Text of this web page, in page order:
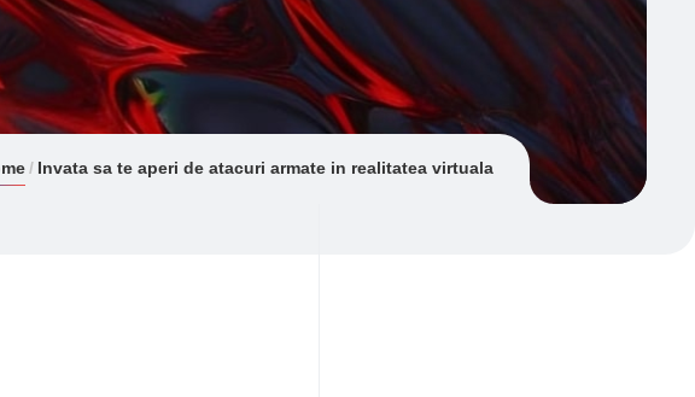
Invata sa te aperi de atacuri armate in realitatea virtuala